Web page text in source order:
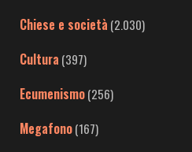
Chiese e società (2.030)
Cultura (397)
Ecumenismo(256)
Megafono(167)